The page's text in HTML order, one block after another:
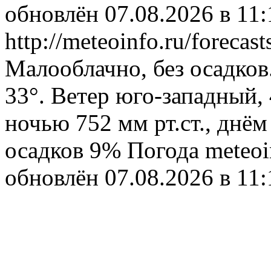
обновлён 07.08.2026 в
http://meteoinfo.ru/
Малооблачно, без
33°. Ветер юго-
ночью 752 мм рт.ст.,
осадков 9% Погода
обновлён 07.08.2026 в